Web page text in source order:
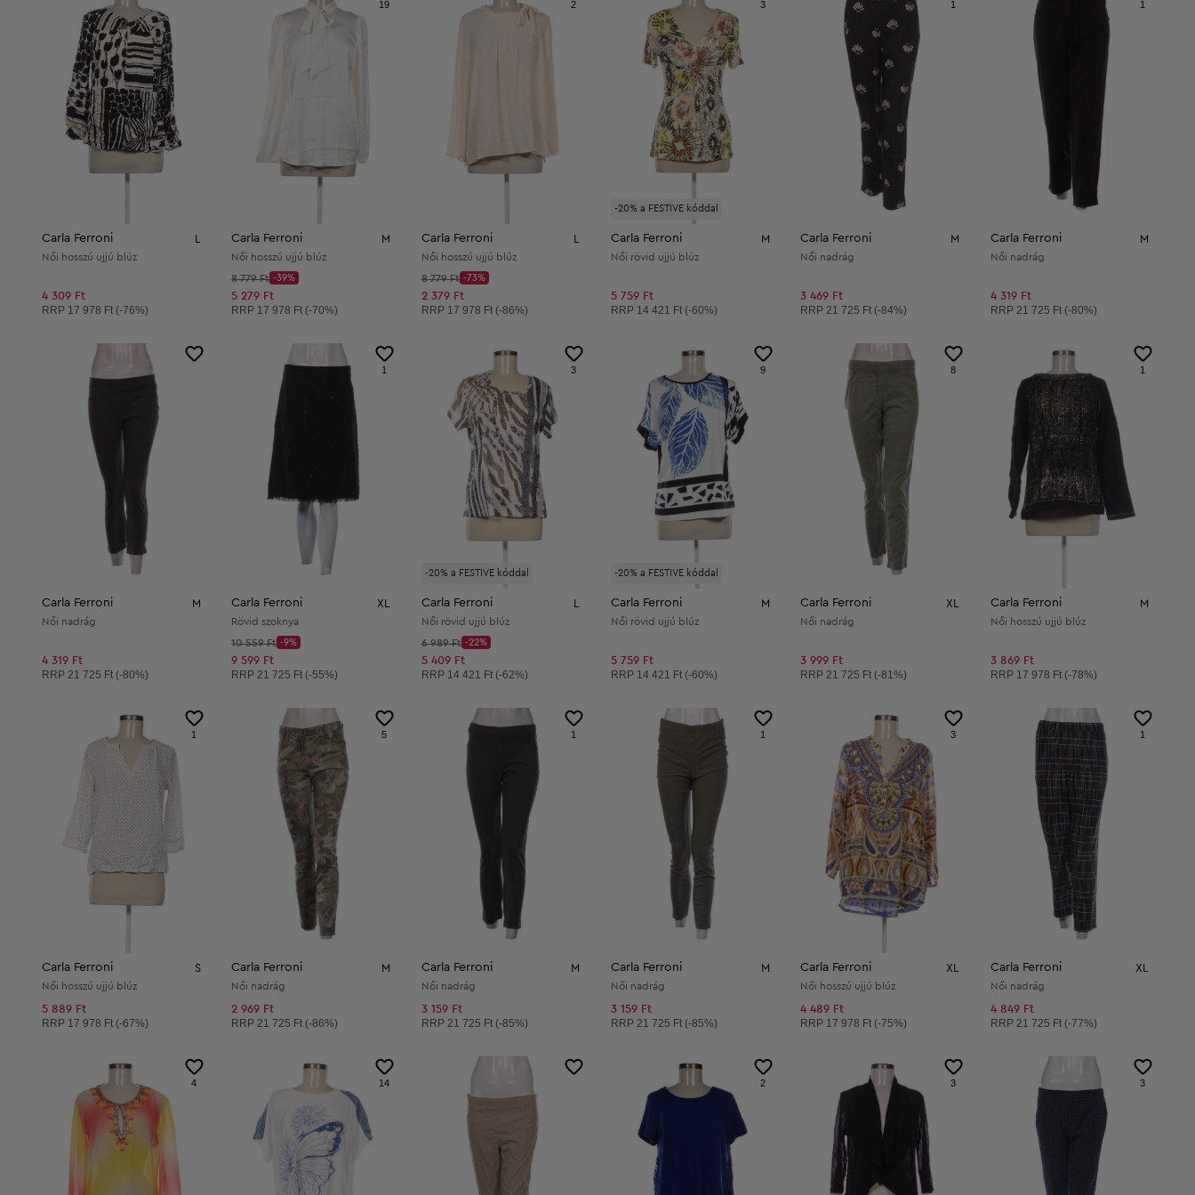
Carla Ferroni L
Női hosszú ujjú blúz
4 309 Ft
Ajánlott ár:
RRP 17 978 Ft (-76%)
19
Carla Ferroni M
Női hosszú ujjú blúz
Kezdő ár:
8 779 Ft
Discount Price:
-39%
Csökkentett ár:
5 279 Ft
Ajánlott ár:
RRP 17 978 Ft (-70%)
2
Carla Ferroni L
Női hosszú ujjú blúz
Kezdő ár:
8 779 Ft
Discount Price:
-73%
Csökkentett ár:
2 379 Ft
Ajánlott ár:
RRP 17 978 Ft (-86%)
-20% a FESTIVE kóddal
3
Carla Ferroni M
Női rövid ujjú blúz
5 759 Ft
Ajánlott ár:
RRP 14 421 Ft (-60%)
1
Carla Ferroni M
Női nadrág
3 469 Ft
Ajánlott ár:
RRP 21 725 Ft (-84%)
1
Carla Ferroni M
Női nadrág
4 319 Ft
Ajánlott ár:
RRP 21 725 Ft (-80%)
Carla Ferroni M
Női nadrág
4 319 Ft
Ajánlott ár:
RRP 21 725 Ft (-80%)
1
Carla Ferroni XL
Rövid szoknya
Kezdő ár:
10 559 Ft
Discount Price:
-9%
Csökkentett ár:
9 599 Ft
Ajánlott ár:
RRP 21 725 Ft (-55%)
-20% a FESTIVE kóddal
3
Carla Ferroni L
Női rövid ujjú blúz
Kezdő ár:
6 989 Ft
Discount Price:
-22%
Csökkentett ár:
5 409 Ft
Ajánlott ár:
RRP 14 421 Ft (-62%)
-20% a FESTIVE kóddal
9
Carla Ferroni M
Női rövid ujjú blúz
5 759 Ft
Ajánlott ár:
RRP 14 421 Ft (-60%)
8
Carla Ferroni XL
Női nadrág
3 999 Ft
Ajánlott ár:
RRP 21 725 Ft (-81%)
1
Carla Ferroni M
Női hosszú ujjú blúz
3 869 Ft
Ajánlott ár:
RRP 17 978 Ft (-78%)
1
Carla Ferroni S
Női hosszú ujjú blúz
5 889 Ft
Ajánlott ár:
RRP 17 978 Ft (-67%)
5
Carla Ferroni M
Női nadrág
2 969 Ft
Ajánlott ár:
RRP 21 725 Ft (-86%)
1
Carla Ferroni M
Női nadrág
3 159 Ft
Ajánlott ár:
RRP 21 725 Ft (-85%)
1
Carla Ferroni M
Női nadrág
3 159 Ft
Ajánlott ár:
RRP 21 725 Ft (-85%)
3
Carla Ferroni XL
Női hosszú ujjú blúz
4 489 Ft
Ajánlott ár:
RRP 17 978 Ft (-75%)
1
Carla Ferroni XL
Női nadrág
4 849 Ft
Ajánlott ár:
RRP 21 725 Ft (-77%)
4 14 2 3 3